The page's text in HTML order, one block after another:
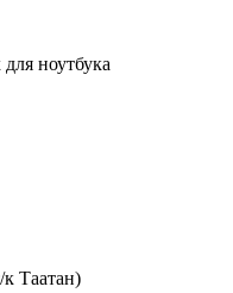
ноутбука
Таатан)